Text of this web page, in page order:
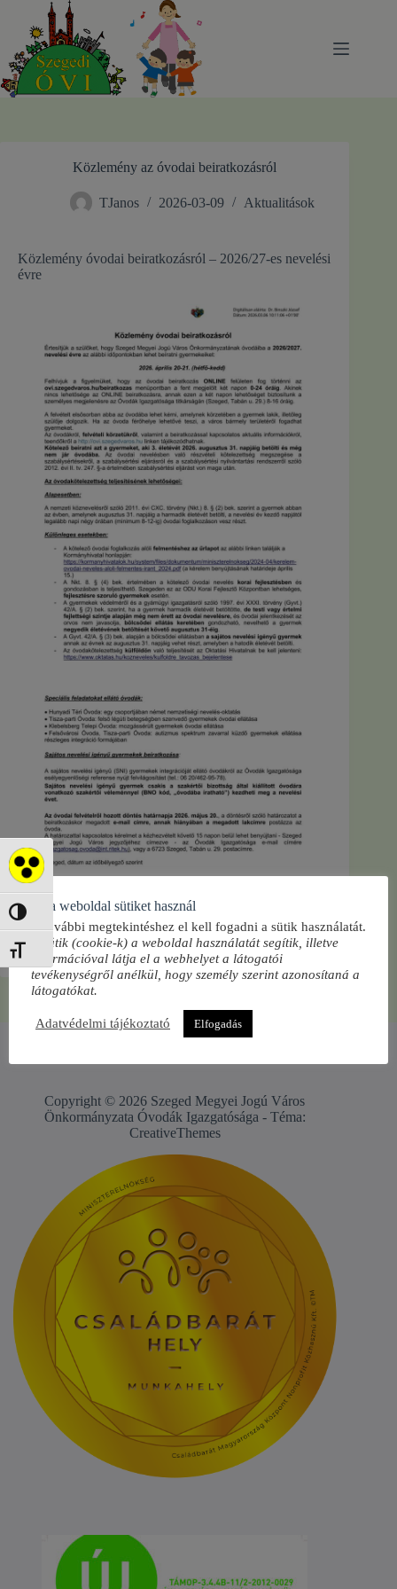
Akadálymentes mód
Nagy kontraszt váltása
Betűméret váltása
content
Közlemény az óvodai beiratkozásról
TJanos 2026-03-09 Aktualitások
Közlemény óvodai beiratkozásról – 2026/27-es nevelési
évre
Dokumentum letöltése
Copyright © 2026 Szeged Megyei Jogú Város
Önkormányzata Óvodák Igazgatósága - Téma:
CreativeThemes
Ez a weboldal sütiket használ
A további megtekintéshez el kell fogadni a sütik használatát.
A sütik (cookie-k) a weboldal használatát segítik, illetve
információval látja el a webhelyet a látogatói
tevékenységről anélkül, hogy személy szerint azonosítaná a
látogatókat.
Adatvédelmi tájékoztató Elfogadás